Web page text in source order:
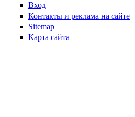
Вход
Контакты и реклама на сайте
Sitemap
Карта сайта